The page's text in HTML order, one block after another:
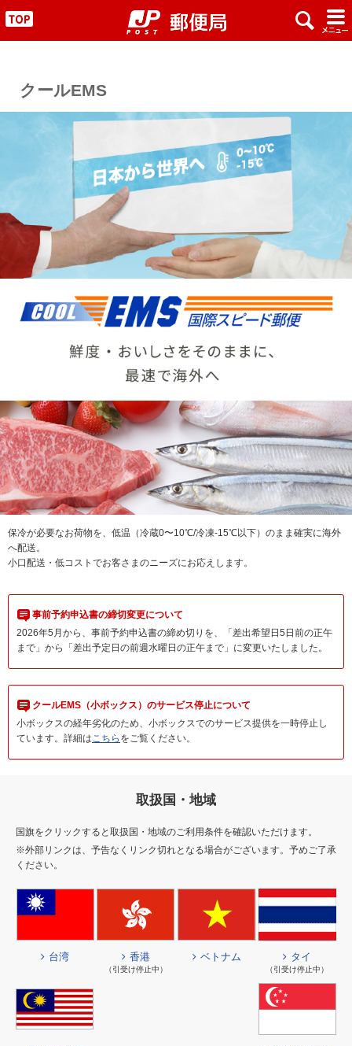
" x #
クールEMS
保冷が必要なお荷物を、低温（冷蔵0〜10℃/冷凍-15℃以下）のまま確実に海外
へ配送。
小口配送・低コストでお客さまのニーズにお応えします。
事前予約申込書の締切変更について
2026年5月から、事前予約申込書の締め切りを、「差出希望日5日前の正午
まで」から「差出予定日の前週水曜日の正午まで」に変更いたしました。
クールEMS（小ボックス）のサービス停止について
小ボックスの経年劣化のため、小ボックスでのサービス提供を一時停止し
ています。詳細はこちら をご覧ください。
取扱国・地域
国旗をクリックすると取扱国・地域のご利用条件を確認いただけます。
※外部リンクは、予告なくリンク切れとなる場合がございます。予めご了承
ください。
台湾 香港
（引受け停止中）
ベトナム タイ
（引受け停止中）